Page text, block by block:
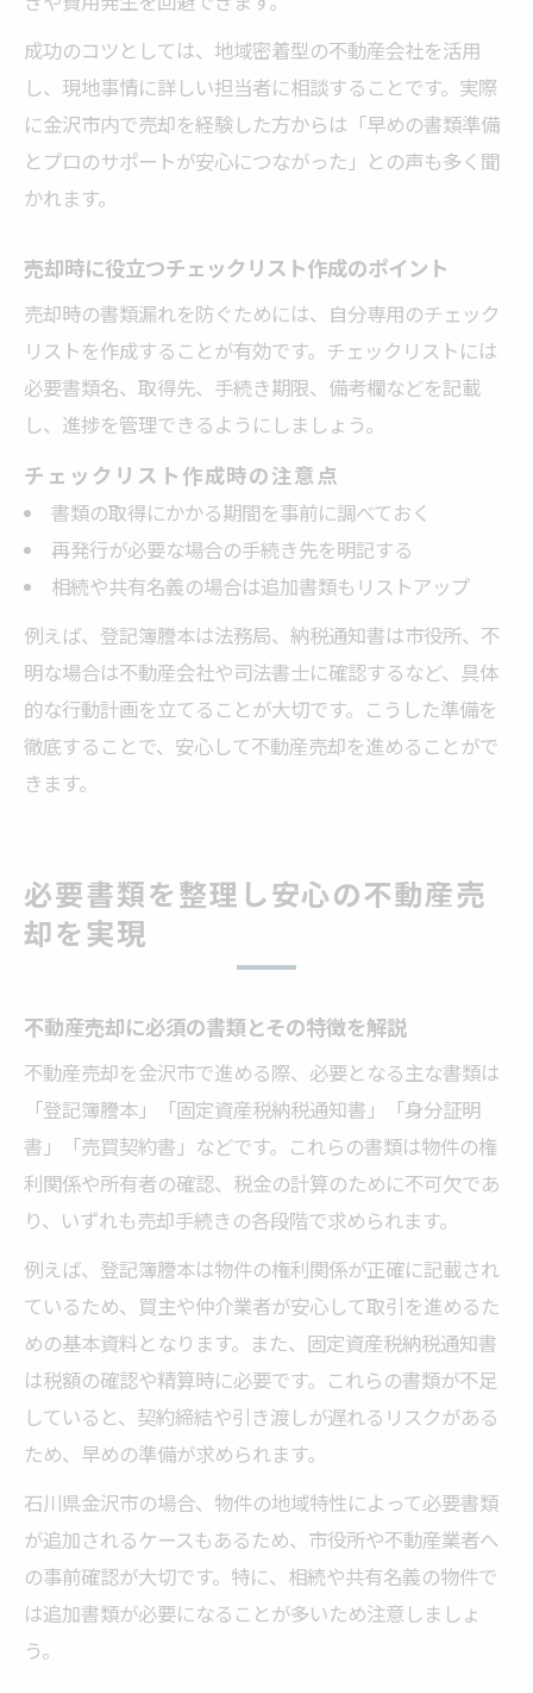
成功のコツとしては、地域密着型の不動産会社を活用
し、現地事情に詳しい担当者に相談することです。実際
に金沢市内で売却を経験した方からは「早めの書類準備
とプロのサポートが安心につながった」との声も多く聞
かれます。
売却時に役立つチェックリスト作成のポイント
売却時の書類漏れを防ぐためには、自分専用のチェック
リストを作成することが有効です。チェックリストには
必要書類名、取得先、手続き期限、備考欄などを記載
し、進捗を管理できるようにしましょう。
チェックリスト作成時の注意点
書類の取得にかかる期間を事前に調べておく
再発行が必要な場合の手続き先を明記する
相続や共有名義の場合は追加書類もリストアップ
例えば、登記簿謄本は法務局、納税通知書は市役所、不
明な場合は不動産会社や司法書士に確認するなど、具体
的な行動計画を立てることが大切です。こうした準備を
徹底することで、安心して不動産売却を進めることがで
きます。
必要書類を整理し安心の不動産売
却を実現
不動産売却に必須の書類とその特徴を解説
不動産売却を金沢市で進める際、必要となる主な書類は
「登記簿謄本」「固定資産税納税通知書」「身分証明
書」「売買契約書」などです。これらの書類は物件の権
利関係や所有者の確認、税金の計算のために不可欠であ
り、いずれも売却手続きの各段階で求められます。
例えば、登記簿謄本は物件の権利関係が正確に記載され
ているため、買主や仲介業者が安心して取引を進めるた
めの基本資料となります。また、固定資産税納税通知書
は税額の確認や精算時に必要です。これらの書類が不足
していると、契約締結や引き渡しが遅れるリスクがある
ため、早めの準備が求められます。
石川県金沢市の場合、物件の地域特性によって必要書類
が追加されるケースもあるため、市役所や不動産業者へ
の事前確認が大切です。特に、相続や共有名義の物件で
は追加書類が必要になることが多いため注意しましょ
う。